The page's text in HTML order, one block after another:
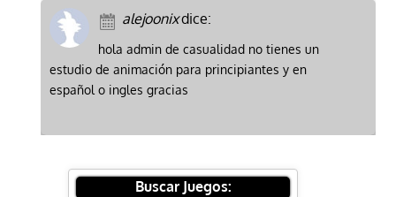
alejoonixdice:
hola admin de casualidad no tienes un
estudio de animación para principiantes y en
español o ingles gracias
Buscar Juegos: